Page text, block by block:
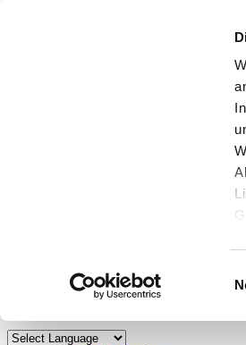
Herzlich
Kunden viele nützliche Hilfestellungen